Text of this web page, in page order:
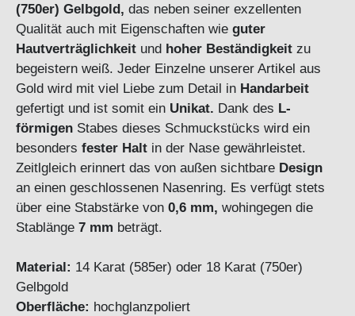
(750er) Gelbgold, das neben seiner exzellenten
Qualität auch mit Eigenschaften wie guter
Hautverträglichkeit und hoher Beständigkeit zu
begeistern weiß. Jeder Einzelne unserer Artikel aus
Gold wird mit viel Liebe zum Detail in Handarbeit
gefertigt und ist somit ein Unikat. Dank des L-
förmigen Stabes dieses Schmuckstücks wird ein
besonders fester Halt in der Nase gewährleistet.
Zeitlgleich erinnert das von außen sichtbare Design
an einen geschlossenen Nasenring. Es verfügt stets
über eine Stabstärke von 0,6 mm, wohingegen die
Stablänge 7 mm beträgt.
Material: 14 Karat (585er) oder 18 Karat (750er)
Gelbgold
Oberfläche: hochglanzpoliert